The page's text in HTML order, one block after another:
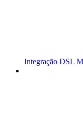
Integração DSL